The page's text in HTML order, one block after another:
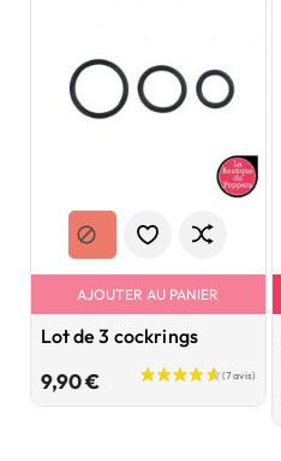
AJOUTER AU PANIER
Lot de 3 cockrings
9,90 €Prix